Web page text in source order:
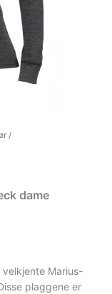
/
dame
Marius-
plaggene er